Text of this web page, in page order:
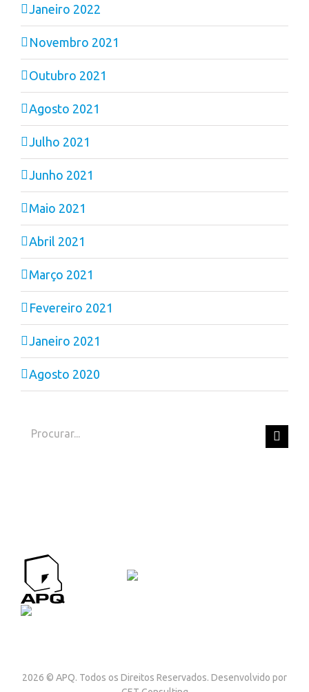
Janeiro 2022
Novembro 2021
Outubro 2021
Agosto 2021
Julho 2021
Junho 2021
Maio 2021
Abril 2021
Março 2021
Fevereiro 2021
Janeiro 2021
Agosto 2020
Search
2026 © APQ. Todos os Direitos Reservados. Desenvolvido por